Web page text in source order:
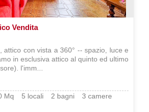
Vendita
attico con vista a 360° -- spazio, luce e
in esclusiva attico al quinto ed ultimo
l'imm...
Mq 5 locali 2 bagni 3 camere